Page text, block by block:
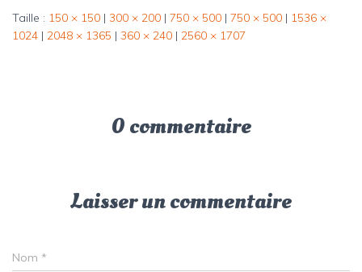
Taille : 150 × 150 | 300 × 200 | 750 × 500 | 750 × 500 | 1536 ×
1024 | 2048 × 1365 | 360 × 240 | 2560 × 1707
0 commentaire
Laisser un commentaire
Nom *